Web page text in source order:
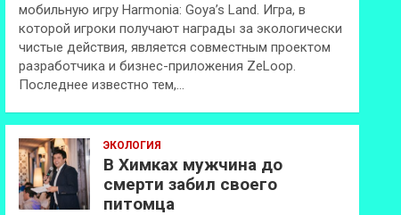
мобильную игру Harmonia: Goya’s Land. Игра, в
которой игроки получают награды за экологически
чистые действия, является совместным проектом
разработчика и бизнес-приложения ZeLoop.
Последнее известно тем,…
ЭКОЛОГИЯ
В Химках мужчина до
смерти забил своего
питомца